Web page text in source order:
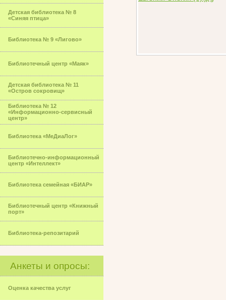
Детская библиотека № 8
«Синяя птица»
Библиотека № 9 «Лигово»
Библиотечный центр «Маяк»
Детская библиотека № 11
«Остров сокровищ»
Библиотека № 12
«Информационно-сервисный
центр»
Библиотека «МеДиаЛог»
Библиотечно-информационный
центр «Интеллект»
Библиотека семейная «БИАР»
Библиотечный центр «Книжный
порт»
Библиотека-репозитарий
Анкеты и опросы:
Оценка качества услуг